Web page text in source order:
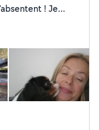
! Je
Chouette, gentille
en
encore qui
un moment